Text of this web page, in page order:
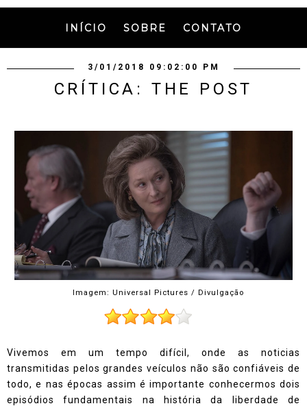
INÍCIO SOBRE CONTATO
3/01/2018 09:02:00 PM
CRÍTICA: THE POST
Imagem: Universal Pictures / Divulgação
Vivemos em um tempo difícil, onde as noticias
transmitidas pelos grandes veículos não são confiáveis de
todo, e nas épocas assim é importante conhecermos dois
episódios fundamentais na história da liberdade de